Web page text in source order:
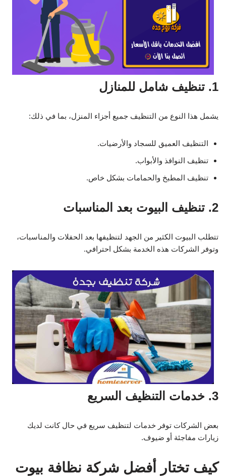
1. تنظيف شامل للمنازل
يشمل هذا النوع من التنظيف جميع أجزاء المنزل، بما في ذلك:
التنظيف العميق للسجاد والأرضيات.
تنظيف النوافذ والأبواب.
تنظيف المطبخ والحمامات بشكل خاص.
2. تنظيف البيوت بعد المناسبات
تتطلب البيوت الكثير من الجهد لتنظيفها بعد الحفلات والمناسبات،
وتوفر الشركات هذه الخدمة بشكل احترافي.
3. خدمات التنظيف السريع
بعض الشركات توفر خدمات لتنظيف سريع في حال كانت لديك
زيارات مفاجئة أو ضيوف.
كيف تختار أفضل شركة نظافة بيوت